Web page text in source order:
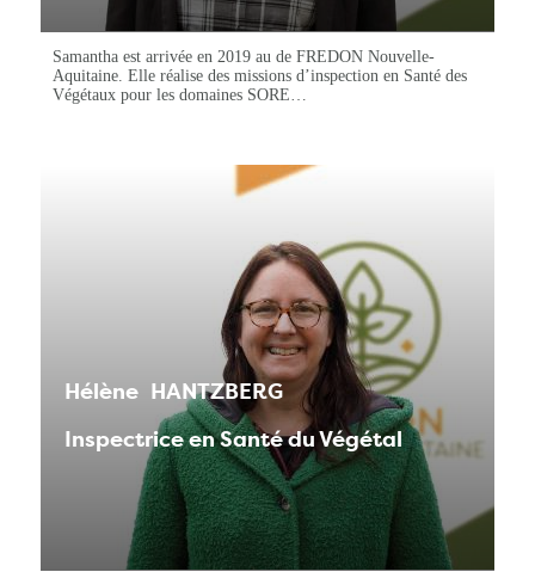
Samantha est arrivée en 2019 au de FREDON Nouvelle-
Aquitaine. Elle réalise des missions d’inspection en Santé des
Végétaux pour les domaines SORE…
Hélène HANTZBERG
Inspectrice en Santé du Végétal